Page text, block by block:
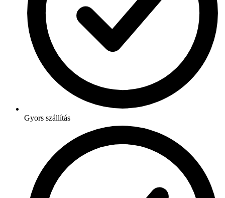
Gyors szállítás